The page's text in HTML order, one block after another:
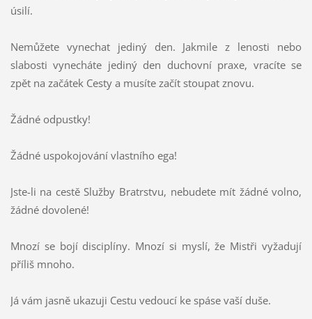
úsilí.
Nemůžete vynechat jediný den. Jakmile z lenosti nebo
slabosti vynecháte jediný den duchovní praxe, vracíte se
zpět na začátek Cesty a musíte začít stoupat znovu.
Žádné odpustky!
Žádné uspokojování vlastního ega!
Jste-li na cestě Služby Bratrstvu, nebudete mít žádné volno,
žádné dovolené!
Mnozí se bojí disciplíny. Mnozí si myslí, že Mistři vyžadují
příliš mnoho.
Já vám jasně ukazuji Cestu vedoucí ke spáse vaší duše.